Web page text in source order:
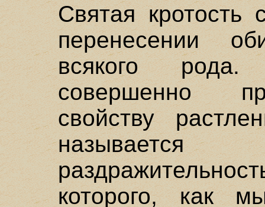
Святая кротость
перенесении
всякого
совершенно
свойству
которого, как